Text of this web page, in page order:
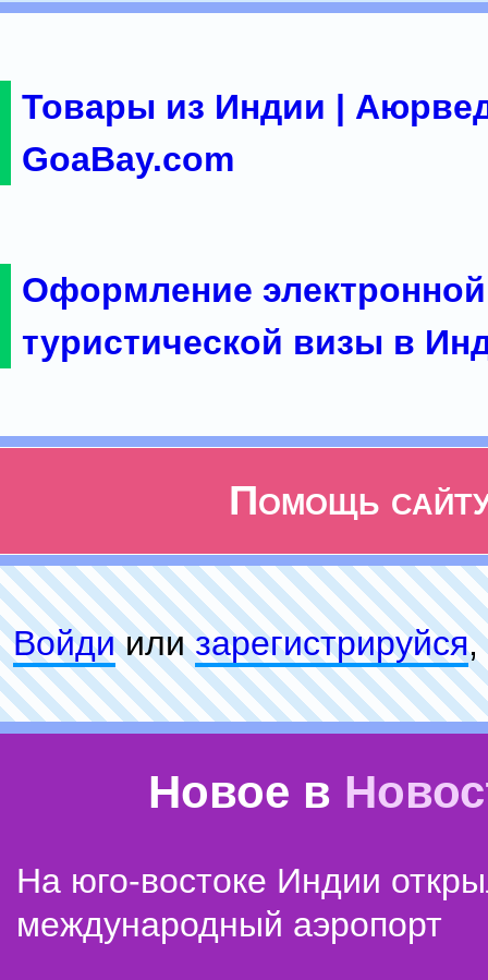
Товары из Индии |
GoaBay.com
Оформление электронной
туристической визы в
Помощь
Войдиилизарeгиcтpируйся,
Новое в
На юго-востоке Индии
международный аэропорт